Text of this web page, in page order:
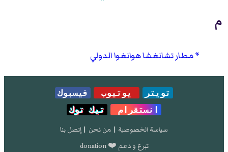
م
مطار تشانغشا هوانغوا الدولي
تويتر يوتيوب
فيسبوك
انستقرام
تيك توك
سياسة الخصوصية | من نحن | إتصل بنا
تبرع و دعم ❤️ donation